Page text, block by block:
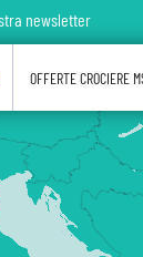
newsletter
OFFERTE CROCIERE